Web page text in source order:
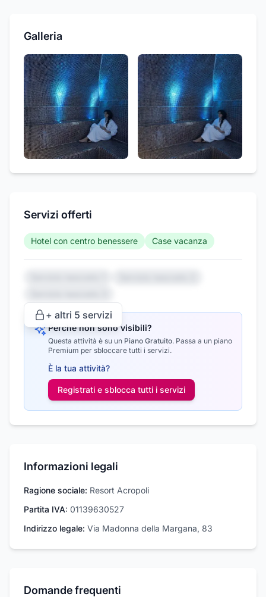
Galleria
Servizi offerti
Hotel con centro benessere Case vacanza
+ altri 5 servizi
Perché non sono visibili?
Questa attività è su un Piano Gratuito. Passa a un piano
Premium per sbloccare tutti i servizi.
È la tua attività?
Registrati e sblocca tutti i servizi
Informazioni legali
Ragione sociale: Resort Acropoli
Partita IVA: 01139630527
Indirizzo legale: Via Madonna della Margana, 83
Domande frequenti